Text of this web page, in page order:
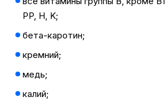
PP, H, K;
бета-каротин;
кремний;
медь;
калий;